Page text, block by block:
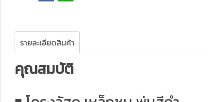
รายละเอียดสินค้า
คุณสมบัติ